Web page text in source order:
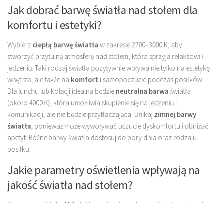
Jak dobrać barwę światła nad stołem dla
komfortu i estetyki?
Wybierz ciepłą barwę światła w zakresie 2700–3000 K, aby
stworzyć przytulną atmosferę nad stołem, która sprzyja relaksowi i
jedzeniu. Taki rodzaj światła pozytywnie wpływa nie tylko na estetykę
wnętrza, ale także na komfort i samopoczucie podczas posiłków.
Dla lunchu lub kolacji idealna będzie neutralna barwa światła
(około 4000 K), która umożliwia skupienie się na jedzeniu i
komunikacji, ale nie będzie przytłaczająca. Unikaj zimnej barwy
światła , ponieważ może wywoływać uczucie dyskomfortu i obniżać
apetyt. Różne barwy światła dostosuj do pory dnia oraz rodzaju
posiłku.
Jakie parametry oświetlenia wpływają na
jakość światła nad stołem?